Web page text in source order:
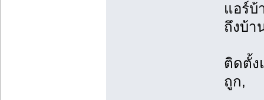
แอร์บ้
ถึงบ้า
ติดตั้ง
ถูก,